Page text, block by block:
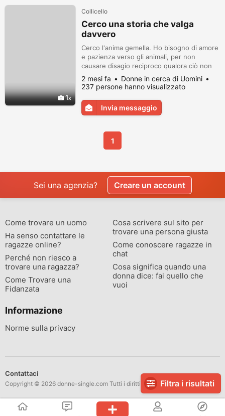
Filtra i risultati
1
Collicello
Cerco una storia che valga
davvero
Cerco l'anima gemella. Ho bisogno di amore
e pazienza verso gli animali, per non
causare disagio reciproco qualora ciò non
fosse accettabile per l'altro. Ho due
bassotti e 40 gatti non rappresentano una
minaccia: sono piuttosto indifferente nei
loro confronti. Ho un'esperienza nel mondo
del teatro e attualmente possiedo un
2 mesi fa
Donne in cerca di Uomini
237 persone hanno visualizzato
Invia messaggio
1
Sei una agenzia? Creare un account
Come trovare un uomo
Ha senso contattare le
ragazze online?
Perché non riesco a
trovare una ragazza?
Come Trovare una
Fidanzata
Cosa scrivere sul sito per
trovare una persona giusta
Come conoscere ragazze in
chat
Cosa significa quando una
donna dice: fai quello che
vuoi
Informazione
Norme sulla privacy
Contattaci
Copyright © 2026 donne-single.com Tutti i diritti riservati.